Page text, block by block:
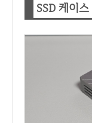
SSD 케이